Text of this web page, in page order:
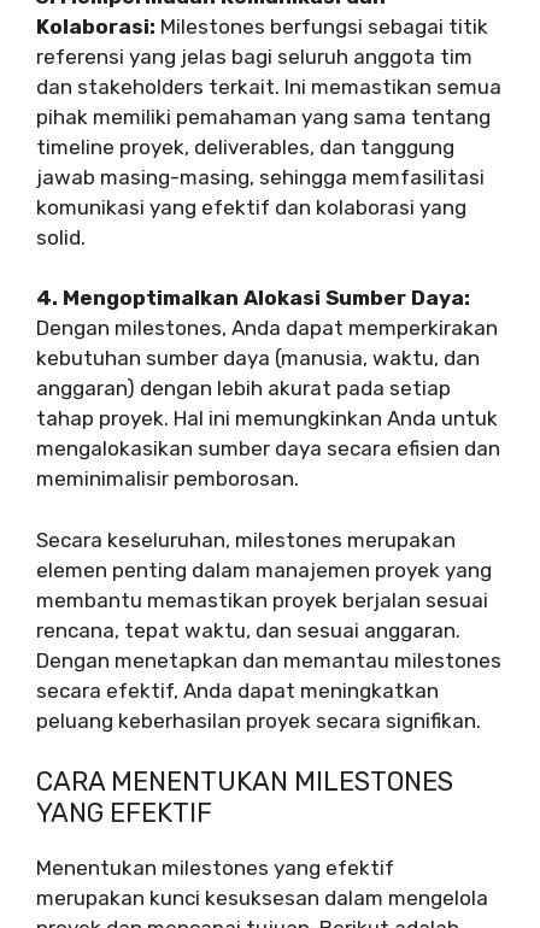
Kolaborasi: Milestones berfungsi sebagai titik
referensi yang jelas bagi seluruh anggota tim
dan stakeholders terkait. Ini memastikan semua
pihak memiliki pemahaman yang sama tentang
timeline proyek, deliverables, dan tanggung
jawab masing-masing, sehingga memfasilitasi
komunikasi yang efektif dan kolaborasi yang
solid.
4. Mengoptimalkan Alokasi Sumber Daya:
Dengan milestones, Anda dapat memperkirakan
kebutuhan sumber daya (manusia, waktu, dan
anggaran) dengan lebih akurat pada setiap
tahap proyek. Hal ini memungkinkan Anda untuk
mengalokasikan sumber daya secara efisien dan
meminimalisir pemborosan.
Secara keseluruhan, milestones merupakan
elemen penting dalam manajemen proyek yang
membantu memastikan proyek berjalan sesuai
rencana, tepat waktu, dan sesuai anggaran.
Dengan menetapkan dan memantau milestones
secara efektif, Anda dapat meningkatkan
peluang keberhasilan proyek secara signifikan.
CARA MENENTUKAN MILESTONES
YANG EFEKTIF
Menentukan milestones yang efektif
merupakan kunci kesuksesan dalam mengelola